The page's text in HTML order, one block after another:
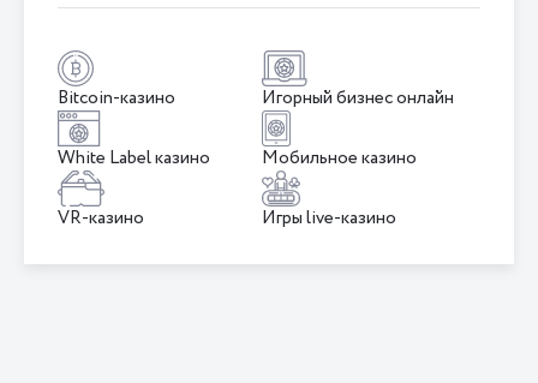
Bitcoin-казино
White Label казино
Игорный бизнес онлайн
Мобильное казино
VR-казино Игры live-казино